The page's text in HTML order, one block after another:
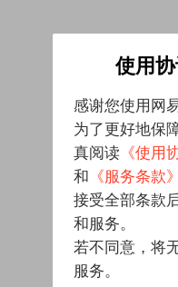
使用
感谢您使用网
为了更好地保
真阅读 《使用
和 《服务条款》
接受全部条款
和服务。
若不同意，将
服务。